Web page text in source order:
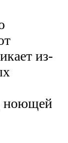
из-
ноющей